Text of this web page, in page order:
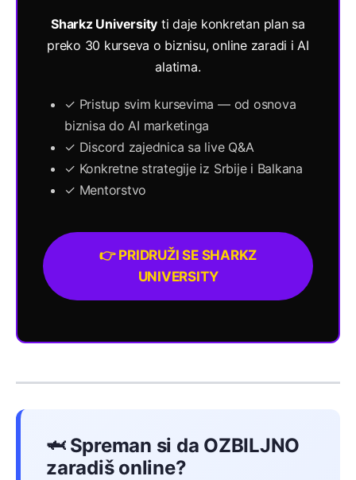
Sharkz University ti daje konkretan plan sa
preko 30 kurseva o biznisu, online zaradi i AI
alatima.
✓ Pristup svim kursevima — od osnova
biznisa do AI marketinga
✓ Discord zajednica sa live Q&A
✓ Konkretne strategije iz Srbije i Balkana
✓ Mentorstvo
👉 PRIDRUŽI SE SHARKZ
UNIVERSITY
🦈 Spreman si da OZBILJNO
zaradiš online?